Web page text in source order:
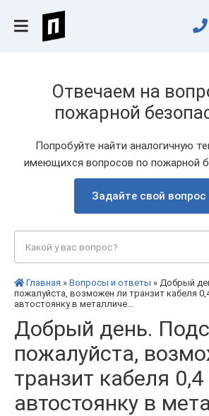
Отвечаем на
пожарной
Попробуйте найти аналогичную
имеющихся вопросов по пожарной
Задайте свой вопрос
Главная » Вопросы и ответы » Добрый
пожалуйста, возможен ли транзит кабеля
автостоянку в металличе...
Добрый день.
пожалуйста,
транзит кабеля
автостоянку в